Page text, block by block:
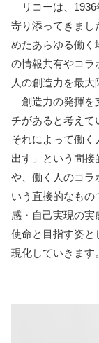
リコーは、
寄り添ってきまし
めたあらゆる働く
の情報共有やコラ
人の創造力を最大
創造力の発揮を
チがあると考えて
それによって働く
出す」という間接
や、働く人のコラ
いう直接的なも
感・自己実現の実
使命と目指す姿と
現化していきます。